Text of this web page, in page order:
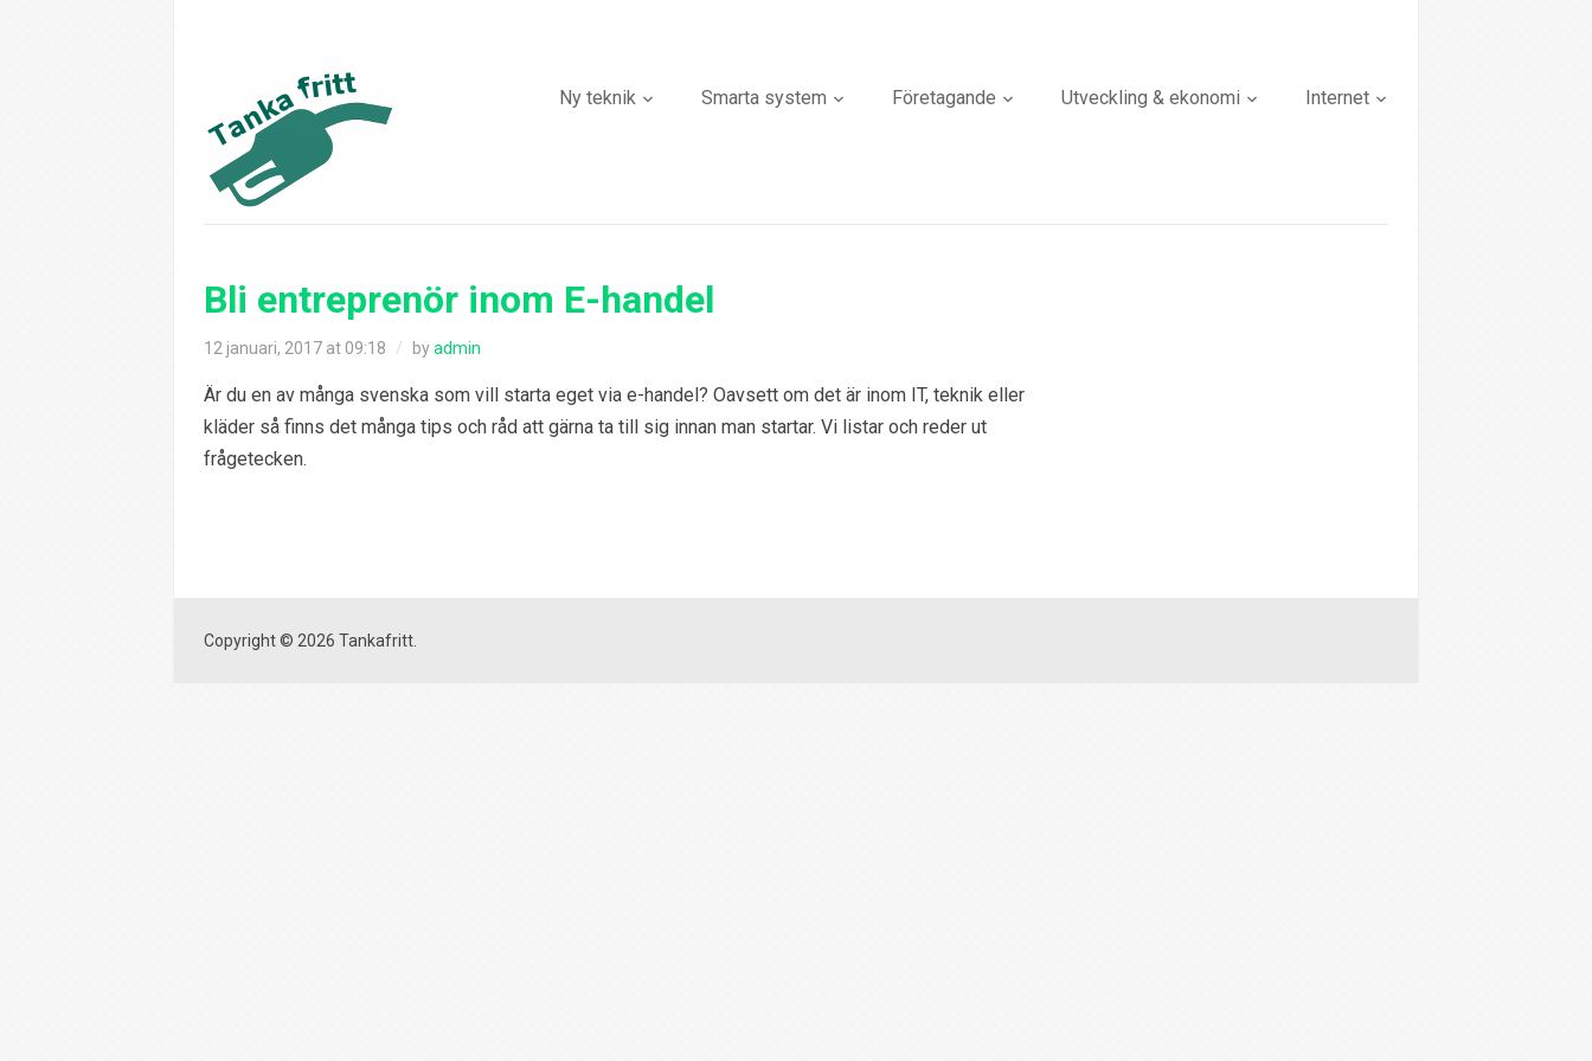
Ny teknik Smarta system Företagande Utveckling & ekonomi Internet
Bli entreprenör inom E-handel
12 januari, 2017 at 09:18 / byadmin
Är du en av många svenska som vill starta eget via e-handel? Oavsett om det är inom IT, teknik eller
kläder så finns det många tips och råd att gärna ta till sig innan man startar. Vi listar och reder ut
frågetecken.
Copyright © 2026 Tankafritt.